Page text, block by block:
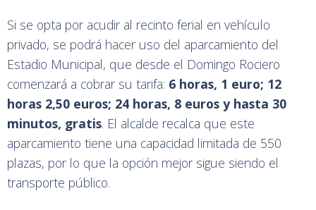
Si se opta por acudir al recinto ferial en vehículo
privado, se podrá hacer uso del aparcamiento del
Estadio Municipal, que desde el Domingo Rociero
comenzará a cobrar su tarifa: 6 horas, 1 euro; 12
horas 2,50 euros; 24 horas, 8 euros y hasta 30
minutos, gratis. El alcalde recalca que este
aparcamiento tiene una capacidad limitada de 550
plazas, por lo que la opción mejor sigue siendo el
transporte público.